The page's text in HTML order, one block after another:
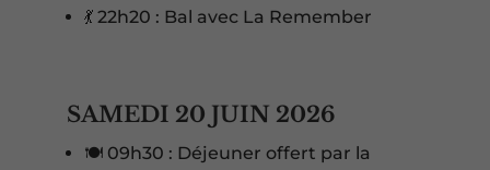
💃 22h20 : Bal avec La Remember
SAMEDI 20 JUIN 2026
🍽️ 09h30 : Déjeuner offert par la